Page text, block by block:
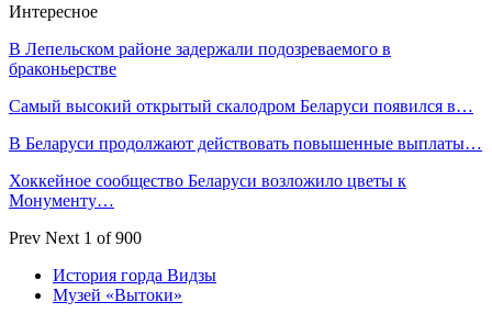
Интересное
В Лепельском районе задержали подозреваемого в
браконьерстве
Самый высокий открытый скалодром Беларуси появился в…
В Беларуси продолжают действовать повышенные выплаты…
Хоккейное сообщество Беларуси возложило цветы к
Монументу…
Prev Next 1 of 900
История горда Видзы
Музей «Вытоки»